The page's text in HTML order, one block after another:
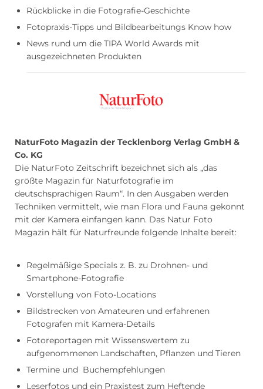
Rückblicke in die Fotografie-Geschichte
Fotopraxis-Tipps und Bildbearbeitungs Know how
News rund um die TIPA World Awards mit
ausgezeichneten Produkten
NaturFoto Magazin der Tecklenborg Verlag GmbH &
Co. KG
Die NaturFoto Zeitschrift bezeichnet sich als „das
größte Magazin für Naturfotografie im
deutschsprachigen Raum“. In den Ausgaben werden
Techniken vermittelt, wie man Flora und Fauna gekonnt
mit der Kamera einfangen kann. Das Natur Foto
Magazin hält für Naturfreunde folgende Inhalte bereit:
Regelmäßige Specials z. B. zu Drohnen- und
Smartphone-Fotografie
Vorstellung von Foto-Locations
Bildstrecken von Amateuren und erfahrenen
Fotografen mit Kamera-Details
Fotoreportagen mit Wissenswertem zu
aufgenommenen Landschaften, Pflanzen und Tieren
Termine und Buchempfehlungen
Leserfotos und ein Praxistest zum Heftende